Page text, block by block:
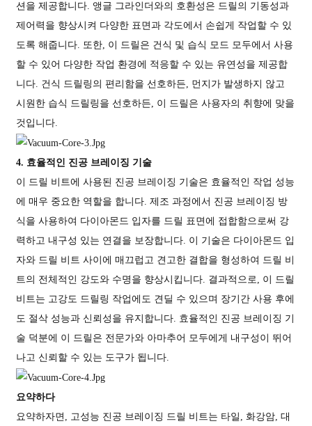
션을 제공합니다. 앵글 그라인더와의 호환성은 드릴의 기동성과
제어력을 향상시켜 다양한 표면과 각도에서 손쉽게 작업할 수 있
도록 해줍니다. 또한, 이 드릴은 건식 및 습식 모드 모두에서 사용
할 수 있어 다양한 작업 환경에 적응할 수 있는 유연성을 제공합
니다. 건식 드릴링의 편리함을 선호하든, 먼지가 발생하지 않고
시원한 습식 드릴링을 선호하든, 이 드릴은 사용자의 취향에 맞을
것입니다.
4. 효율적인 진공 브레이징 기술
이 드릴 비트에 사용된 진공 브레이징 기술은 효율적인 작업 성능
에 매우 중요한 역할을 합니다. 제조 과정에서 진공 브레이징 방
식을 사용하여 다이아몬드 입자를 드릴 표면에 접합함으로써 강
력하고 내구성 있는 연결을 보장합니다. 이 기술은 다이아몬드 입
자와 드릴 비트 사이에 매끄럽고 견고한 결합을 형성하여 드릴 비
트의 전체적인 강도와 수명을 향상시킵니다. 결과적으로, 이 드릴
비트는 고강도 드릴링 작업에도 견딜 수 있으며 장기간 사용 후에
도 절삭 성능과 신뢰성을 유지합니다. 효율적인 진공 브레이징 기
술 덕분에 이 드릴은 전문가와 아마추어 모두에게 내구성이 뛰어
나고 신뢰할 수 있는 도구가 됩니다.
요약하다
요약하자면, 고성능 진공 브레이징 드릴 비트는 타일, 화강암, 대